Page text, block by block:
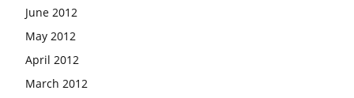
June 2012
May 2012
April 2012
March 2012